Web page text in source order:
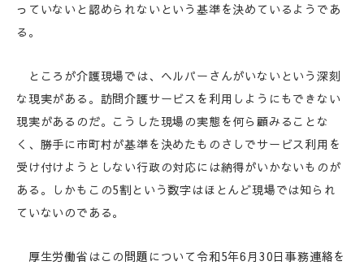
っていないと認められないという基準を決めているようであ
る。
ところが介護現場では、ヘルパーさんがいないという深刻
な現実がある。訪問介護サービスを利用しようにもできない
現実があるのだ。こうした現場の実態を何ら顧みることな
く、勝手に市町村が基準を決めたものさしでサービス利用を
受け付けようとしない行政の対応には納得がいかないものが
ある。しかもこの5割という数字はほとんど現場では知られ
ていないのである。
厚生労働省はこの問題について令和5年6月30日事務連絡を